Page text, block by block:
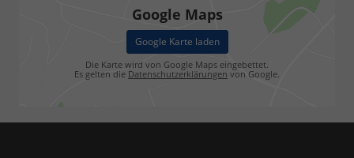
Google Maps
Google Karte laden
Die Karte wird von Google Maps eingebettet.
Es gelten die Datenschutzerklärungen von Google.